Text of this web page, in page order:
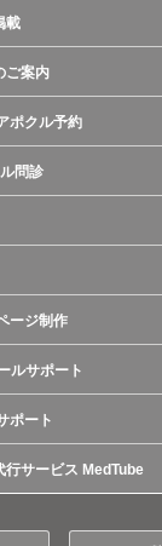
載
ご案内
ポクル予約
問診
ージ制作
ルサポート
ポート
行サービス MedTube